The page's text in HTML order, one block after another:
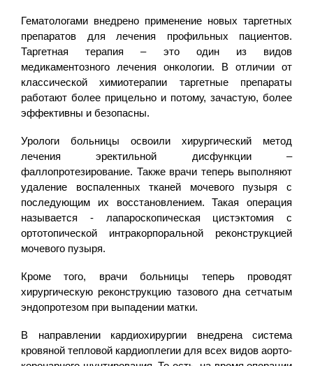
Гематологами внедрено применение новых таргетных
препаратов для лечения профильных пациентов.
Таргетная терапия – это один из видов
медикаментозного лечения онкологии. В отличии от
классической химиотерапии таргетные препараты
работают более прицельно и потому, зачастую, более
эффективны и безопасны.
Урологи больницы освоили хирургический метод
лечения эректильной дисфункции –
фаллопротезирование. Также врачи теперь выполняют
удаление воспаленных тканей мочевого пузыря с
последующим их восстановлением. Такая операция
называется - лапароскопическая цистэктомия с
ортотопической интракорпоральной реконструкцией
мочевого пузыря.
Кроме того, врачи больницы теперь проводят
хирургическую реконструкцию тазового дна сетчатым
эндопротезом при выпадении матки.
В направлении кардиохирургии внедрена система
кровяной тепловой кардиоплегии для всех видов аорто-